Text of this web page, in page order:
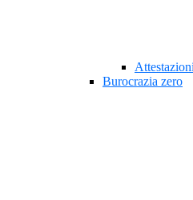
Burocrazia zero